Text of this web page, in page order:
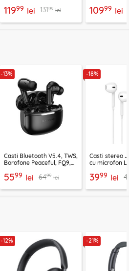
11999 lei 13199 lei 10999 lei
-13%
Casti Bluetooth V5.4, TWS,
Borofone Peaceful, FQ9,
5599 lei 6499 lei
-18%
Casti stereo
cu microfon
3999 lei
-12% -21%